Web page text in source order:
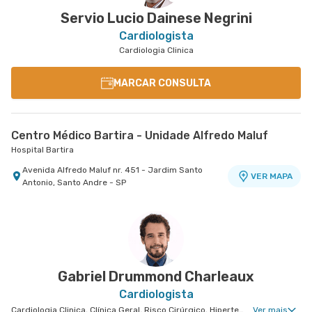
Servio Lucio Dainese Negrini
Cardiologista
Cardiologia Clinica
MARCAR CONSULTA
Centro Médico Bartira - Unidade Alfredo Maluf
Hospital Bartira
Avenida Alfredo Maluf nr. 451 - Jardim Santo
Antonio, Santo Andre - SP
VER MAPA
Gabriel Drummond Charleaux
Cardiologista
Cardiologia Clinica, Clínica Geral, Risco Cirúrgico, Hipertensão Arterial Refratária Ver mais